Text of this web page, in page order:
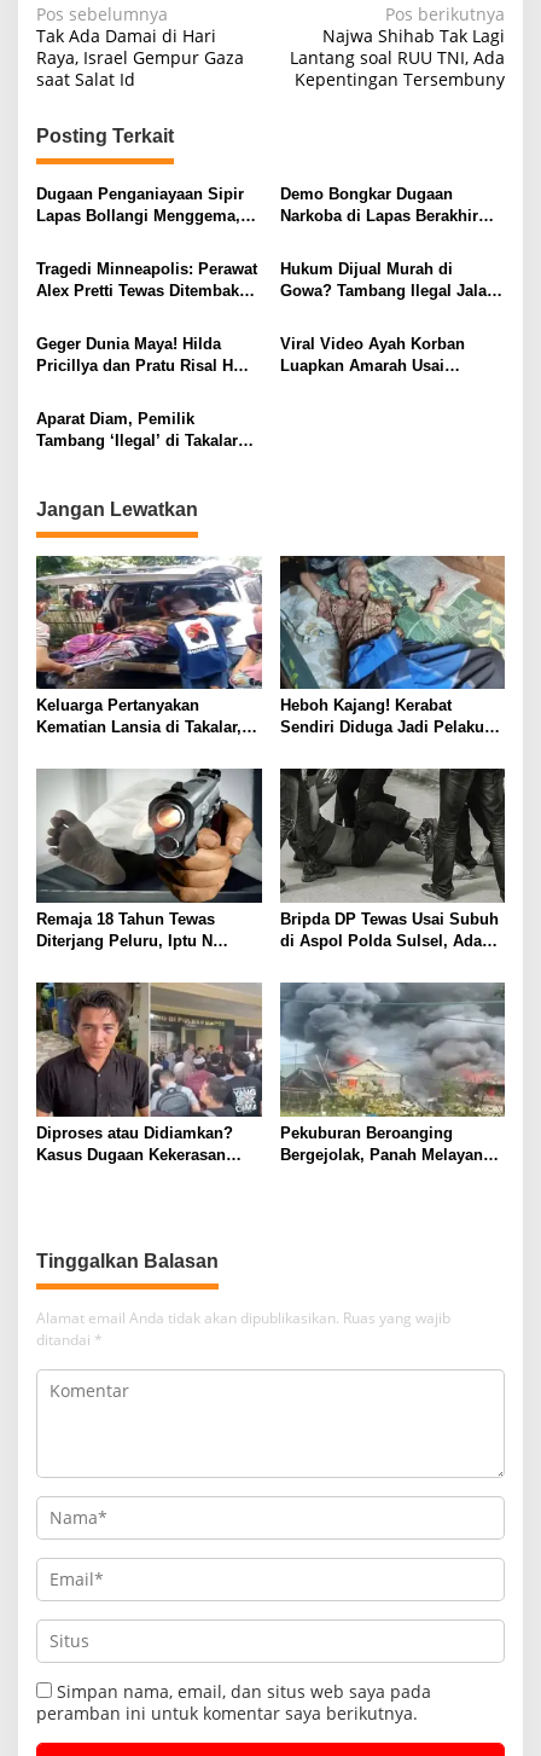
N
a
v
i
g
a
s
i
p
s
Pos sebelumnya
Tak Ada Damai di Hari
Raya, Israel Gempur Gaza
saat Salat Id
Pos berikutnya
Najwa Shihab Tak Lagi
Lantang soal RUU TNI, Ada
Kepentingan Tersembuny
Posting Terkait
Dugaan Penganiayaan Sipir
Lapas Bollangi Menggema,
Bengkok
Demo Bongkar Dugaan
Narkoba di Lapas Berakhir
Diseret Petugas
Tragedi Minneapolis: Perawat
Alex Pretti Tewas Ditembak
Hukum Dijual Murah di
Gowa? Tambang Ilegal Jalan
sebut Terlibat!
Geger Dunia Maya! Hilda
Pricillya dan Pratu Risal H
Bikin Warganet Panik
Viral Video Ayah Korban
Luapkan Amarah Usai
Aparat Diam, Pemilik
Tambang ‘Ilegal’ di Takalar
Jangan Lewatkan
Keluarga Pertanyakan
Kematian Lansia di Takalar,
Kepastian Saat Melapor
Heboh Kajang! Kerabat
Sendiri Diduga Jadi Pelaku
Polisi
Remaja 18 Tahun Tewas
Diterjang Peluru, Iptu N
Bripda DP Tewas Usai Subuh
di Aspol Polda Sulsel, Ada
Diproses atau Didiamkan?
Kasus Dugaan Kekerasan
Pekuburan Beroanging
Bergejolak, Panah Melayang,
Tinggalkan Balasan
Alamat email Anda tidak akan dipublikasikan. Ruas yang wajib
ditandai *
Simpan nama, email, dan situs web saya pada
peramban ini untuk komentar saya berikutnya.